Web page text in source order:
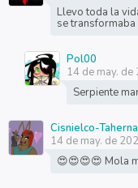
Llevo toda la
se transformaba
Pol00
14 de may. de
Serpiente
Cisnielco-Taherna
14 de may. de
😍😍😍😍 Mola